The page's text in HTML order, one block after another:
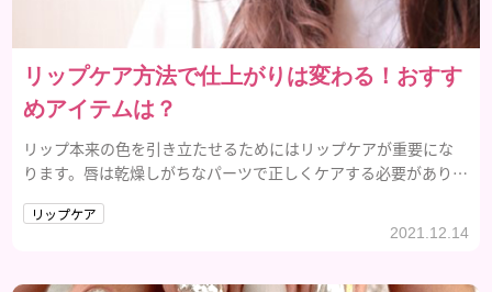
リップケア方法で仕上がりは変わる！おすす
めアイテムは？
リップ本来の色を引き立たせるためにはリップケアが重要にな
ります。唇は乾燥しがちなパーツで正しくケアする必要がありま
リップケア
2021.12.14